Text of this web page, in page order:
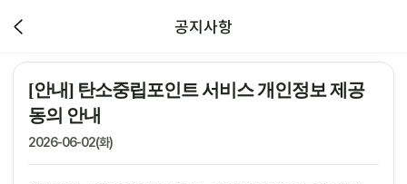
공지사항
[안내] 탄소중립포인트 서비스 개인정보 제공
동의 안내
2026-06-02(화)